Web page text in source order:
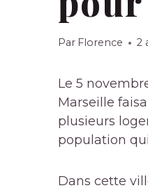
Par Florence 2
Le 5
Marseille
plusieurs
population
Dans cette